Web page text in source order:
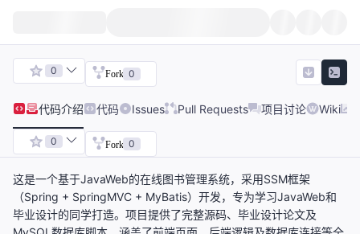
0 Fork 0
代码介绍 代码 Issues Pull Requests 项目讨论 Wiki
0 Fork 0
这是一个基于JavaWeb的在线图书管理系统，采用SSM框架
（Spring + SpringMVC + MyBatis）开发，专为学习JavaWeb和
毕业设计的同学打造。项目提供了完整源码、毕业设计论文及